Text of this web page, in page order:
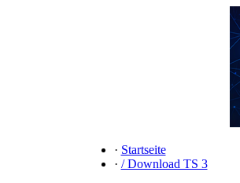
· Startseite
· / Download TS 3